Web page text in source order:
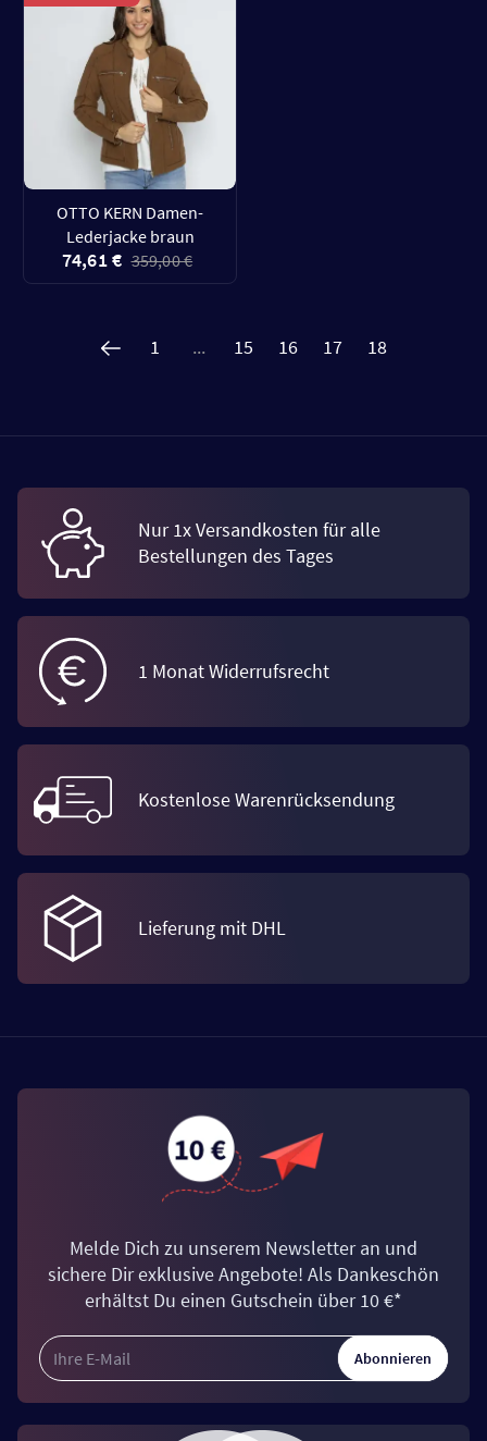
OTTO KERN Damen-
Lederjacke braun
74,61 € 359,00 €
1 ... 15 16 17 18
Nur 1x Versandkosten für alle
Bestellungen des Tages
1 Monat Widerrufsrecht
Kostenlose Warenrücksendung
Lieferung mit DHL
Melde Dich zu unserem Newsletter an und
sichere Dir exklusive Angebote! Als Dankeschön
erhältst Du einen Gutschein über 10 €*
Abonnieren